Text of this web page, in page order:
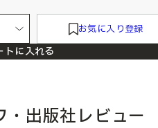
お気に入り登録
トに入れる
・出版社レビュー